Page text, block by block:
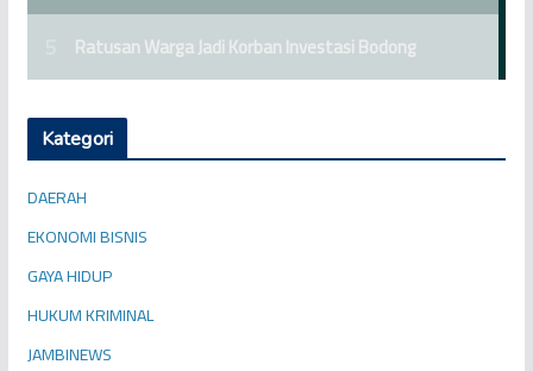
Kategori
DAERAH
EKONOMI BISNIS
GAYA HIDUP
HUKUM KRIMINAL
JAMBINEWS